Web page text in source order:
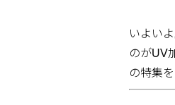
いよい
のがUV
の特集